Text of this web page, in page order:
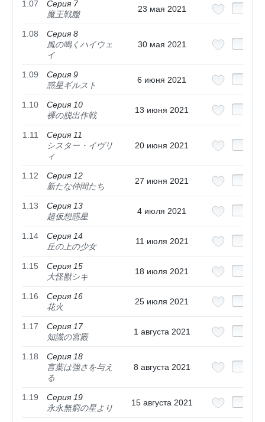
1.07
Серия 7
魔王戦艦
23 мая 2021
1.08
Серия 8
風の鳴くハイウェ
イ
30 мая 2021
1.09
Серия 9
惑星ギルスト
6 июня 2021
1.10
Серия 10
裸の脱出作戦
13 июня 2021
1.11
Серия 11
シスター・イヴリ
ィ
20 июня 2021
1.12
Серия 12
新たな仲間たち
27 июня 2021
1.13
Серия 13
超仮想惑星
4 июля 2021
1.14
Серия 14
丘の上の少女
11 июля 2021
1.15
Серия 15
大怪獣シキ
18 июля 2021
1.16
Серия 16
花火
25 июля 2021
1.17
Серия 17
知識の宮殿
1 августа 2021
1.18
Серия 18
言葉は強さを与え
る
8 августа 2021
1.19
Серия 19
永永無窮の星より
15 августа 2021